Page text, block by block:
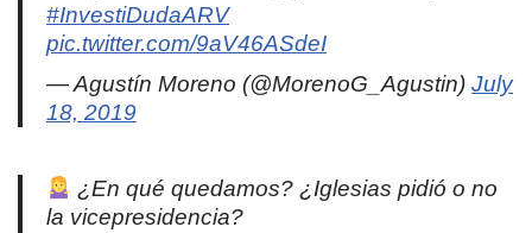
#InvestiDudaARV
pic.twitter.com/9aV46ASdeI
— Agustín Moreno (@MorenoG_Agustin) July
18, 2019
¿En qué quedamos? ¿Iglesias pidió o no
la vicepresidencia?